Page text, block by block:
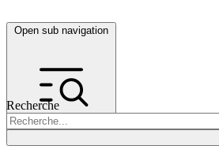
Open sub navigation
Recherche